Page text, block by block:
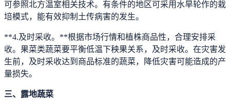
可参照北方温室相关技术。有条件的地区可采用水旱轮作的栽
培模式，能有效抑制土传病害的发生。
**4.及时采收。**根据市场行情和植株商品性，合理安排采
收。果菜类蔬菜要平衡低温下秧果关系，及时采收。在灾害发
生前，及时采收达到商品标准的蔬菜，降低灾害可能造成的产
量损失。
三、露地蔬菜